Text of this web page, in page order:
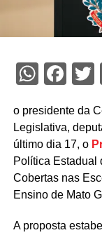
o presidente da
Legislativa,
último dia 17, o
Política Estadual
Cobertas nas
Ensino de Mato
A proposta